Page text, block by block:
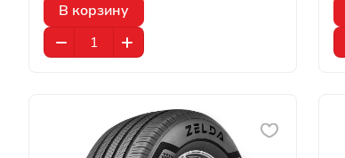
В корзину